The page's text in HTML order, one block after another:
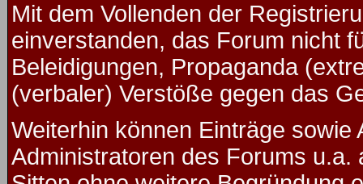
Mit dem Vollenden der
einverstanden, das Forum nicht
Beleidigungen, Propaganda
(verbaler) Verstöße gegen das
Weiterhin können Einträge
Administratoren des Forums